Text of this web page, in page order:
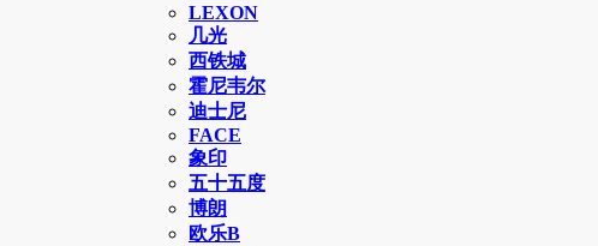
LEXON
几光
西铁城
霍尼韦尔
迪士尼
FACE
象印
五十五度
博朗
欧乐B